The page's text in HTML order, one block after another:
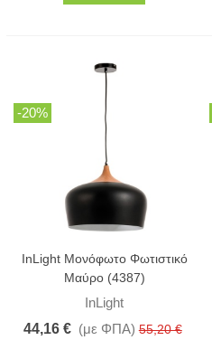
-20%
InLight Μονόφωτο Φωτιστικό
Μαύρο (4387)
InLight
44,16 € (με ΦΠΑ) 55,20 €